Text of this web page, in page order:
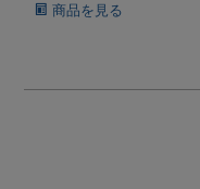
商品を見る